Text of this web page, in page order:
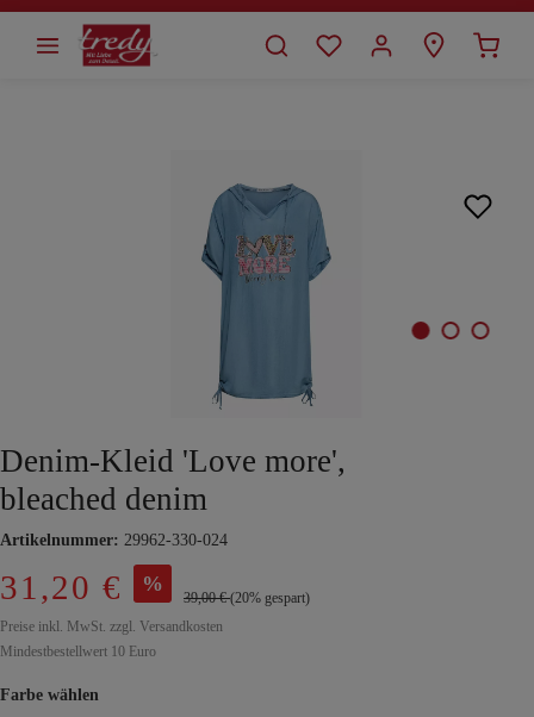
springen
Denim-Kleid 'Love more',
bleached denim
Artikelnummer: 29962-330-024
31,20 € %
39,00 €(20% gespart)
Preise inkl. MwSt. zzgl. Versandkosten
Mindestbestellwert 10 Euro
Farbe wählen